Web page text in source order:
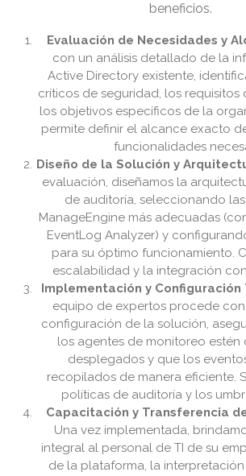
beneficios.
Evaluación de Necesidades y
con un análisis detallado de la
Active Directory existente,
críticos de seguridad, los requisitos
los objetivos específicos de la
permite definir el alcance exacto
funcionalidades
Diseño de la Solución y
evaluación, diseñamos la
de auditoría, seleccionando
ManageEngine más adecuadas
EventLog Analyzer) y
para su óptimo funcionamiento.
escalabilidad y la integración
Implementación y Configuración
equipo de expertos procede
configuración de la solución,
los agentes de monitoreo estén
desplegados y que los
recopilados de manera eficiente.
políticas de auditoría y los
Capacitación y Transferencia
Una vez implementada,
integral al personal de TI de su
de la plataforma, la